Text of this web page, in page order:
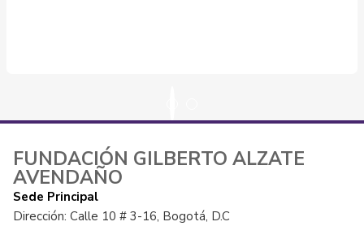
FUNDACIÓN GILBERTO ALZATE
AVENDAÑO
Sede Principal
Dirección: Calle 10 # 3-16, Bogotá, D.C